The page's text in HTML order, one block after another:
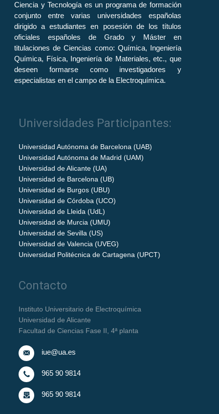
Ciencia y Tecnología es un programa de formación
conjunto entre varias universidades españolas
dirigido a estudiantes en posesión de los títulos
oficiales españoles de Grado y Máster en
titulaciones de Ciencias como: Química, Ingeniería
Química, Física, Ingeniería de Materiales, etc., que
deseen formarse como investigadores y
especialistas en el campo de la Electroquímica.
Universidades Participantes:
Universidad Autónoma de Barcelona (UAB)
Universidad Autónoma de Madrid (UAM)
Universidad de Alicante (UA)
Universidad de Barcelona (UB)
Universidad de Burgos (UBU)
Universidad de Córdoba (UCO)
Universidad de Lleida (UdL)
Universidad de Murcia (UMU)
Universidad de Sevilla (US)
Universidad de Valencia (UVEG)
Universidad Politécnica de Cartagena (UPCT)
Contacto
Instituto Universitario de Electroquímica
Universidad de Alicante
Facultad de Ciencias Fase II, 4ª planta
iue@ua.es
965 90 9814
965 90 9814